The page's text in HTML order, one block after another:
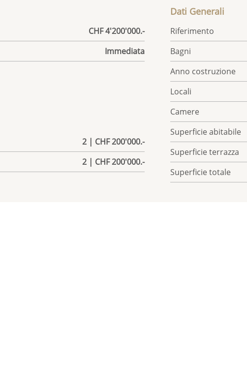
CHF 4'200'000.-
Immediata
2 | CHF 200'000.-
2 | CHF 200'000.-
Dati Generali
Riferimento
Bagni
Anno costruzione
Locali
Camere
Superficie abitabile
Superficie terrazza
Superficie totale